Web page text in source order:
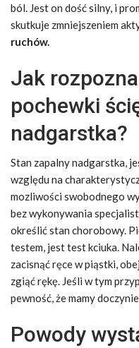
ból. Jest on dość silny, i
skutkuje zmniejszeniem
ruchów.
Jak
pochewki
nadgarstka?
Stan zapalny nadgarstka,
względu na
mozliwości swobodnego
bez wykonywania
określić stan chorobowy.
testem, jest test kciuka.
zacisnąć ręce w piąstki,
zgiąć rękę. Jeśli w tym
pewność, że mamy
Powody